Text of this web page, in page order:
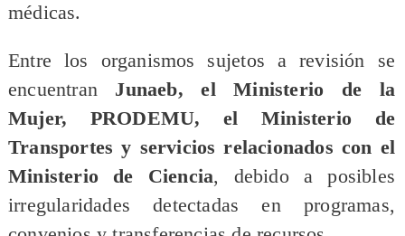
médicas.
Entre los organismos sujetos a revisión se
encuentran Junaeb, el Ministerio de la
Mujer, PRODEMU, el Ministerio de
Transportes y servicios relacionados con el
Ministerio de Ciencia, debido a posibles
irregularidades detectadas en programas,